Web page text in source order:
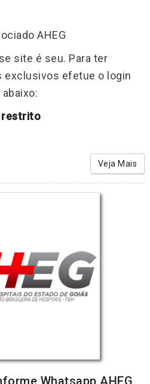
AHEG
site é seu. Para ter
exclusivos efetue o login
restrito
Veja Mais
Whatsapp AHEG